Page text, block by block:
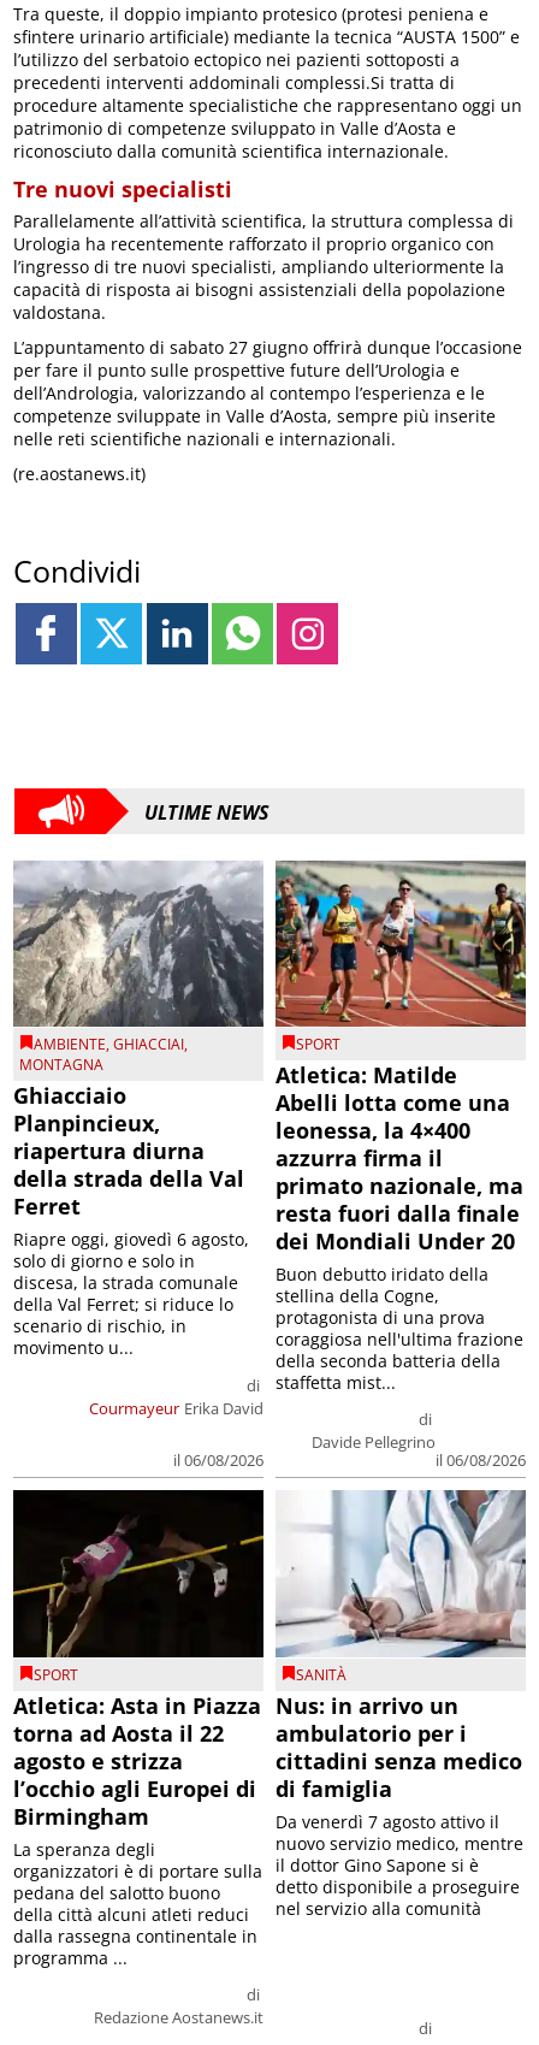
Tra queste, il doppio impianto protesico (protesi peniena e
sfintere urinario artificiale) mediante la tecnica “AUSTA 1500” e
l’utilizzo del serbatoio ectopico nei pazienti sottoposti a
precedenti interventi addominali complessi.Si tratta di
procedure altamente specialistiche che rappresentano oggi un
patrimonio di competenze sviluppato in Valle d’Aosta e
riconosciuto dalla comunità scientifica internazionale.
Tre nuovi specialisti
Parallelamente all’attività scientifica, la struttura complessa di
Urologia ha recentemente rafforzato il proprio organico con
l’ingresso di tre nuovi specialisti, ampliando ulteriormente la
capacità di risposta ai bisogni assistenziali della popolazione
valdostana.
L’appuntamento di sabato 27 giugno offrirà dunque l’occasione
per fare il punto sulle prospettive future dell’Urologia e
dell’Andrologia, valorizzando al contempo l’esperienza e le
competenze sviluppate in Valle d’Aosta, sempre più inserite
nelle reti scientifiche nazionali e internazionali.
(re.aostanews.it)
Condividi
ULTIME NEWS
AMBIENTE,GHIACCIAI,
MONTAGNA
Ghiacciaio
Planpincieux,
riapertura diurna
della strada della Val
Ferret
Courmayeur
di
Erika David
il 06/08/2026
Riapre oggi, giovedì 6 agosto,
solo di giorno e solo in
discesa, la strada comunale
della Val Ferret; si riduce lo
scenario di rischio, in
movimento u...
SPORT
Atletica: Matilde
Abelli lotta come una
leonessa, la 4×400
azzurra firma il
primato nazionale, ma
resta fuori dalla finale
dei Mondiali Under 20
di
Davide Pellegrino
il 06/08/2026
Buon debutto iridato della
stellina della Cogne,
protagonista di una prova
coraggiosa nell'ultima frazione
della seconda batteria della
staffetta mist...
SPORT
Atletica: Asta in Piazza
torna ad Aosta il 22
agosto e strizza
l’occhio agli Europei di
Birmingham
di
Redazione Aostanews.it
La speranza degli
organizzatori è di portare sulla
pedana del salotto buono
della città alcuni atleti reduci
dalla rassegna continentale in
programma ...
SANITÀ
Nus: in arrivo un
ambulatorio per i
cittadini senza medico
di famiglia
di
Da venerdì 7 agosto attivo il
nuovo servizio medico, mentre
il dottor Gino Sapone si è
detto disponibile a proseguire
nel servizio alla comunità